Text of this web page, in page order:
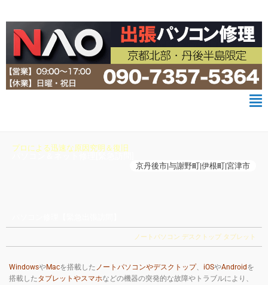
プロによる迅速な原因究明＆復旧
京丹後市|与謝野町|伊根町|宮津市
ノートパソコン デスクトップ タブレット
WindowsやMacを搭載した ノートパソコンやデスクトップ、 iOSやAndroid を
搭載したタブレットやスマホなどの機器の突発的な故障やトラブルにより、